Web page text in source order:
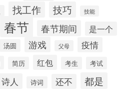
找工作 技巧 技能
春节 春节期间 是一个
汤圆 游戏 父母 疫情
简历 红包 考生 考试
诗人 诗词 还不 都是